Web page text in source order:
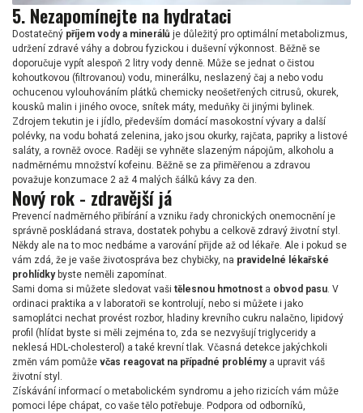
5. Nezapomínejte na hydrataci
Dostatečný příjem vody a minerálů je důležitý pro optimální metabolizmus,
udržení zdravé váhy a dobrou fyzickou i duševní výkonnost. Běžně se
doporučuje vypít alespoň 2 litry vody denně. Může se jednat o čistou
kohoutkovou (filtrovanou) vodu, minerálku, neslazený čaj a nebo vodu
ochucenou vylouhováním plátků chemicky neošetřených citrusů, okurek,
kousků malin i jiného ovoce, snítek máty, meduňky či jinými bylinek.
Zdrojem tekutin je i jídlo, především domácí masokostní vývary a další
polévky, na vodu bohatá zelenina, jako jsou okurky, rajčata, papriky a listové
saláty, a rovněž ovoce. Raději se vyhněte slazeným nápojům, alkoholu a
nadměrnému množství kofeinu. Běžně se za přiměřenou a zdravou
považuje konzumace 2 až 4 malých šálků kávy za den.
Nový rok - zdravější já
Prevencí nadměrného přibírání a vzniku řady chronických onemocnění je
správně poskládaná strava, dostatek pohybu a celkově zdravý životní styl.
Někdy ale na to moc nedbáme a varování přijde až od lékaře. Ale i pokud se
vám zdá, že je vaše životospráva bez chybičky, na pravidelné lékařské
prohlídkybyste neměli zapomínat.
Sami doma si můžete sledovat vaši tělesnou hmotnost a obvod pasu . V
ordinaci praktika a v laboratoři se kontrolují, nebo si můžete i jako
samoplátci nechat provést rozbor, hladiny krevního cukru nalačno, lipidový
profil (hlídat byste si měli zejména to, zda se nezvyšují triglyceridy a
neklesá HDL-cholesterol) a také krevní tlak. Včasná detekce jakýchkoli
změn vám pomůže včas reagovat na případné problémya upravit váš
životní styl.
Získávání informací o metabolickém syndromu a jeho rizicích vám může
pomoci lépe chápat, co vaše tělo potřebuje. Podpora od odborníků,